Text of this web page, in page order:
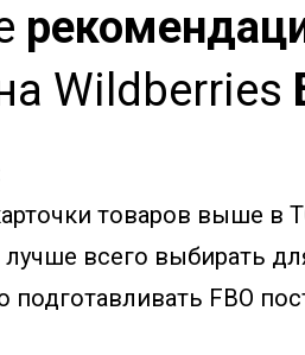
товаров выше в
всего выбирать
подготавливать FBO
Wildberries